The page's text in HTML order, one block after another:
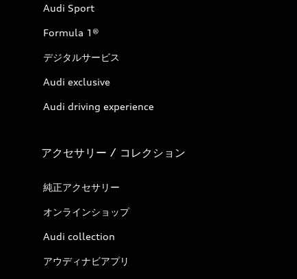
Audi Sport
Formula 1®
デジタルサービス
Audi exclusive
Audi driving experience
アクセサリー / コレクション
純正アクセサリー
オンラインショップ
Audi collection
アウディナビアプリ